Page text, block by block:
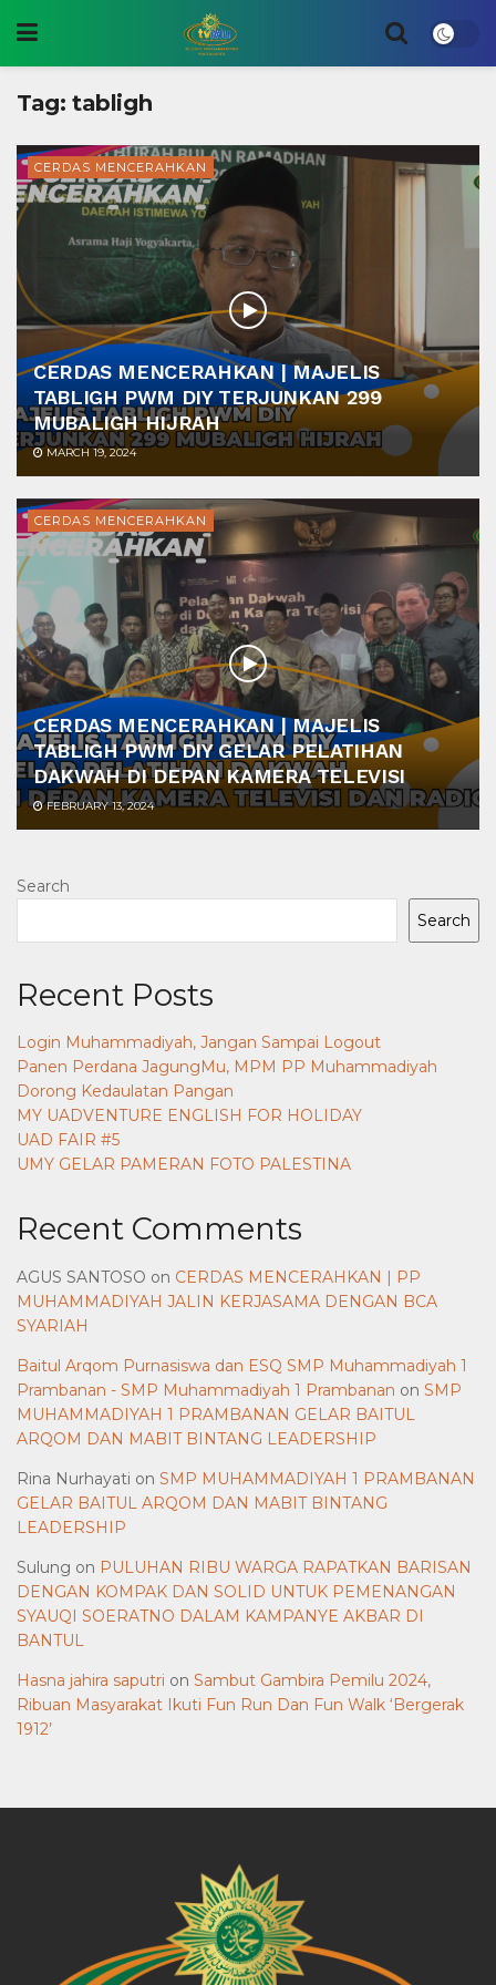
Tag: tabligh
CERDAS MENCERAHKAN
CERDAS MENCERAHKAN | MAJELIS
TABLIGH PWM DIY TERJUNKAN 299
MUBALIGH HIJRAH
MARCH 19, 2024
CERDAS MENCERAHKAN
CERDAS MENCERAHKAN | MAJELIS
TABLIGH PWM DIY GELAR PELATIHAN
DAKWAH DI DEPAN KAMERA TELEVISI
FEBRUARY 13, 2024
Search
Search
Recent Posts
Login Muhammadiyah, Jangan Sampai Logout
Panen Perdana JagungMu, MPM PP Muhammadiyah
Dorong Kedaulatan Pangan
MY UADVENTURE ENGLISH FOR HOLIDAY
UAD FAIR #5
UMY GELAR PAMERAN FOTO PALESTINA
Recent Comments
AGUS SANTOSO on CERDAS MENCERAHKAN | PP
MUHAMMADIYAH JALIN KERJASAMA DENGAN BCA
SYARIAH
Baitul Arqom Purnasiswa dan ESQ SMP Muhammadiyah 1
Prambanan - SMP Muhammadiyah 1 Prambanan on SMP
MUHAMMADIYAH 1 PRAMBANAN GELAR BAITUL
ARQOM DAN MABIT BINTANG LEADERSHIP
Rina Nurhayati on SMP MUHAMMADIYAH 1 PRAMBANAN
GELAR BAITUL ARQOM DAN MABIT BINTANG
LEADERSHIP
Sulung on PULUHAN RIBU WARGA RAPATKAN BARISAN
DENGAN KOMPAK DAN SOLID UNTUK PEMENANGAN
SYAUQI SOERATNO DALAM KAMPANYE AKBAR DI
BANTUL
Hasna jahira saputri on Sambut Gambira Pemilu 2024,
Ribuan Masyarakat Ikuti Fun Run Dan Fun Walk ‘Bergerak
1912’